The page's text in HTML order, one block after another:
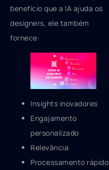
benefício que a IA ajuda os
designers, ele também
fornece:
Insights inovadores
Engajamento
personalizado
Relevância
Processamento rápido